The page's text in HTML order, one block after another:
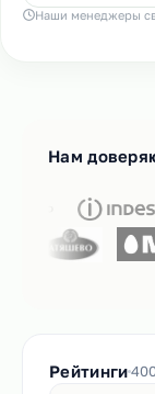
Наши менеджеры
Нам
Рейтинги